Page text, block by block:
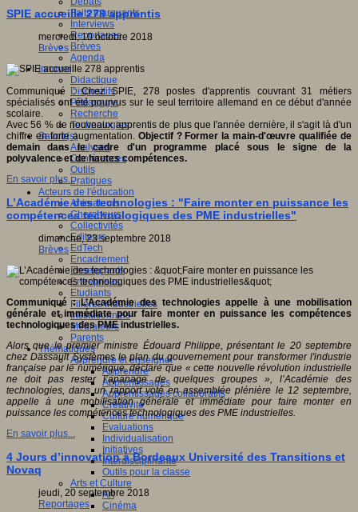
Faits marquants
Interviews
Reportages
Brèves
Agenda
Innover
Didactique
Dispositifs
Pédagogie
Recherche
Technologies
Savoir(s)
Analyses
Conférences
Outils
Pratiques
Acteurs de l'éducation
Animateurs
Chercheurs
Collectivités
Editeurs
EdTech
Encadrement
Enseignants
Entreprises
Etudiants
Filières industrielles
Institutionnels
Médiateurs
Parents
Thématiques
Apprendre et enseigner
Apprendre
Apprentissages
Apprentissages collaboratifs
Créativité
Culture numérique
Evaluations
Individualisation
Initiatives
Interdisciplinarité
Outils pour la classe
Arts et Culture
Art
Cinéma
SPIE accueille 278 apprentis
mercredi, 10 octobre 2018
Brèves
Communiqué : Chez SPIE, 278 postes d'apprentis couvrant 31 métiers
spécialisés ont été pourvus sur le seul territoire allemand en ce début d'année
scolaire.
Avec 56 % de nouveaux apprentis de plus que l'année dernière, il s'agit là d'un
chiffre en forte augmentation. Objectif ? Former la main-d'œuvre qualifiée de
demain dans le cadre d'un programme placé sous le signe de la
polyvalence et de hautes compétences.
En savoir plus...
L’Académie des technologies : "Faire monter en puissance les
compétences technologiques des PME industrielles"
dimanche, 23 septembre 2018
Brèves
Communiqué : L’Académie des technologies appelle à une mobilisation
générale et immédiate pour faire monter en puissance les compétences
technologiques des PME industrielles.
Alors que le premier ministre Édouard Philippe, présentant le 20 septembre
chez Dassault Systèmes le plan du gouvernement pour transformer l'industrie
française par le numérique, déclare que « cette nouvelle révolution industrielle
ne doit pas rester l’apanage de quelques groupes », l’Académie des
technologies, dans un rapport voté en assemblée plénière le 12 septembre,
appelle à une mobilisation générale et immédiate pour faire monter en
puissance les compétences technologiques des PME industrielles.
En savoir plus...
4 Jours d’innovation à Bordeaux Université des Transitions et
Novaq
jeudi, 20 septembre 2018
Reportages